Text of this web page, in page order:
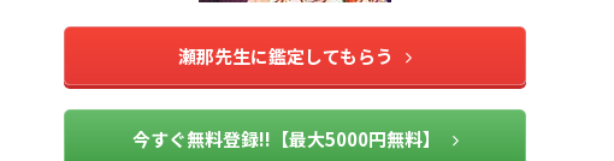
瀬那先生に鑑定してもらう
今すぐ無料登録!!【最大5000円無料】